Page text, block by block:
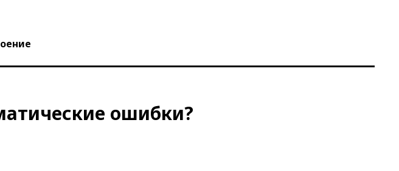
ошибки?